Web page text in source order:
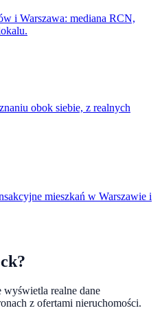
i Warszawa: mediana RCN,
obok siebie, z realnych
mieszkań w Warszawie i
wyświetla realne dane
z ofertami nieruchomości.